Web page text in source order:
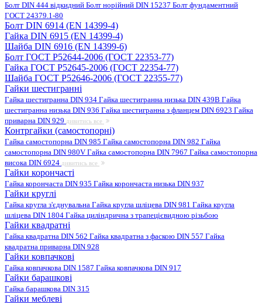
Болт DIN 444 відкидний Болт норійний DIN 15237 Болт фундаментний
ГОСТ 24379.1-80
Болт DIN 6914 (EN 14399-4)
Гайка DIN 6915 (EN 14399-4)
Шайба DIN 6916 (EN 14399-6)
Болт ГОСТ Р52644-2006 (ГОСТ 22353-77)
Гайка ГОСТ Р52645-2006 (ГОСТ 22354-77)
Шайба ГОСТ Р52646-2006 (ГОСТ 22355-77)
Гайки шестигранні
Гайка шестигранна DIN 934 Гайка шестигранна низька DIN 439B Гайка
шестигранна низька DIN 936 Гайка шестигранна з фланцем DIN 6923 Гайка
приварна DIN 929 дивитись все
Контргайки (самостопорні)
Гайка самостопорна DIN 985 Гайка самостопорна DIN 982 Гайка
самостопорна DIN 980V Гайка самостопорна DIN 7967 Гайка самостопорна
висока DIN 6924 дивитись все
Гайки корончасті
Гайка корончаста DIN 935 Гайка корончаста низька DIN 937
Гайки круглі
Гайка кругла з'єднувальна Гайка кругла шліцева DIN 981 Гайка кругла
шліцева DIN 1804 Гайка циліндрична з трапецієвидною різьбою
Гайки квадратні
Гайка квадратна DIN 562 Гайка квадратна з фаскою DIN 557 Гайка
квадратна приварна DIN 928
Гайки ковпачкові
Гайка ковпачкова DIN 1587 Гайка ковпачкова DIN 917
Гайки барашкові
Гайка барашкова DIN 315
Гайки меблеві